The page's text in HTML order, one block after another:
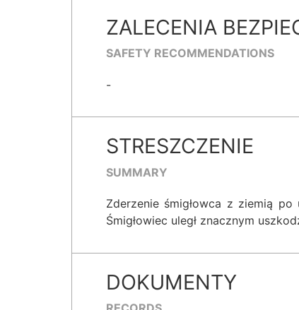
ZALECENIA
SAFETY RECOMMENDATIONS
-
STRESZCZENIE
SUMMARY
Zderzenie śmigłowca z ziemią
Śmigłowiec uległ znacznym
DOKUMENTY